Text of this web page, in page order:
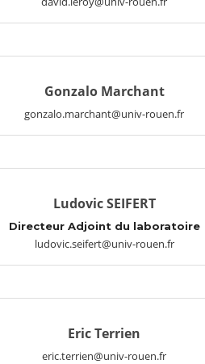
Gonzalo Marchant
gonzalo.marchant@univ-rouen.fr
Ludovic SEIFERT
Directeur Adjoint du laboratoire
ludovic.seifert@univ-rouen.fr
Eric Terrien
eric.terrien@univ-rouen.fr